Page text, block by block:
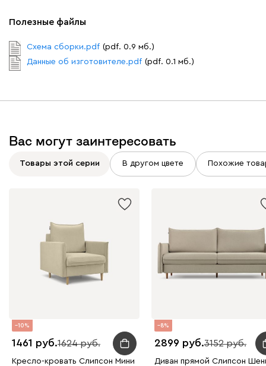
Букле
Альтеа
Графит
3115
Терракота Тёмно-синий
Полезные файлы
Схема сборки.pdf (pdf. 0.9 мб.)
Данные об изготовителе.pdf (pdf. 0.1 мб.)
Вас могут заинтересовать
Товары этой серии В другом цвете Похожие
10
1461 1624
Кресло-кровать Слипсон Мини
8
2899 3152
Диван прямой Слипсон